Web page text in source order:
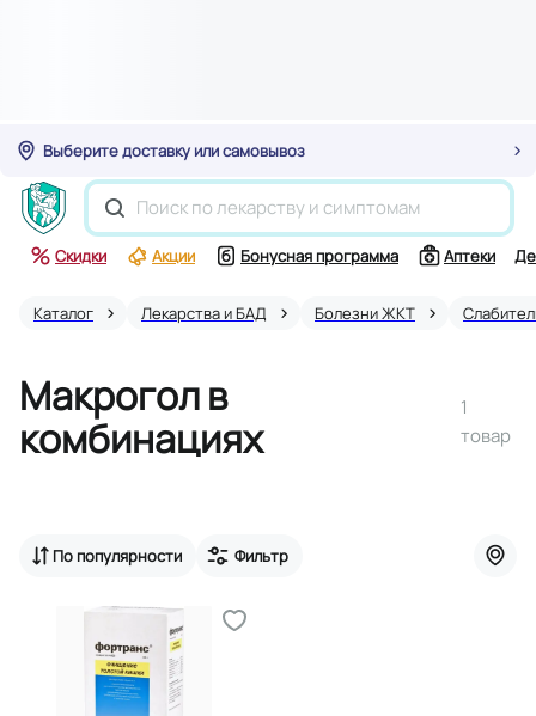
Выберите доставку или самовывоз
Скидки Акции Бонусная программа Аптеки
Каталог Лекарства и БАД Болезни ЖКТ
Макрогол в
комбинациях
1
товар
По популярности Фильтр